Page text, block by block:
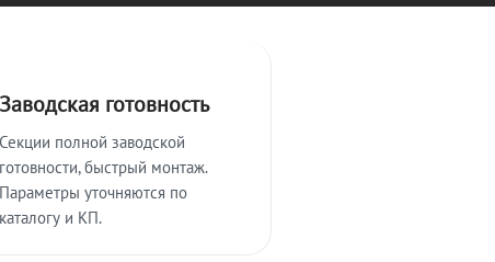
Заводская готовность
Секции полной заводской
готовности, быстрый монтаж.
Параметры уточняются по
каталогу и КП.